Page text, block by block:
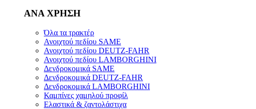
ΑΝΑ ΧΡΗΣΗ
Όλα τα τρακτέρ
Ανοιχτού πεδίου SAME
Ανοιχτού πεδίου DEUTZ-FAHR
Ανοιχτού πεδίου LAMBORGHINI
Δενδροκομικά SAME
Δενδροκομικά DEUTZ-FAHR
Δενδροκομικά LAMBORGHINI
Καμπίνες χαμηλού προφίλ
Ελαστικά & ζαντολάστιχα